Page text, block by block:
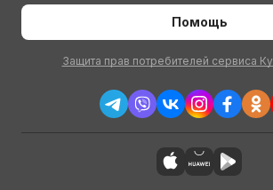
Помощь
Защита прав потребителей сервиса